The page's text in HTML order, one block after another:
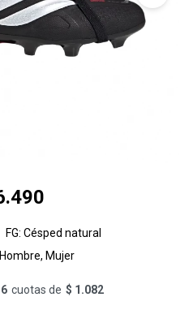
FG: Césped natural
Hombre, Mujer
6 cuotas de $ 1.082